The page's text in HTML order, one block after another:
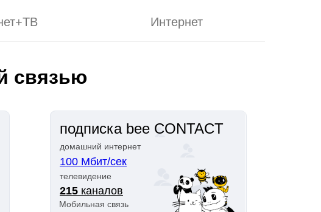
Интернет
подписка bee CONTACT
домашний интернет
телевидение
Мобильная связь
100 Мбит/сек
215 каналов
связью